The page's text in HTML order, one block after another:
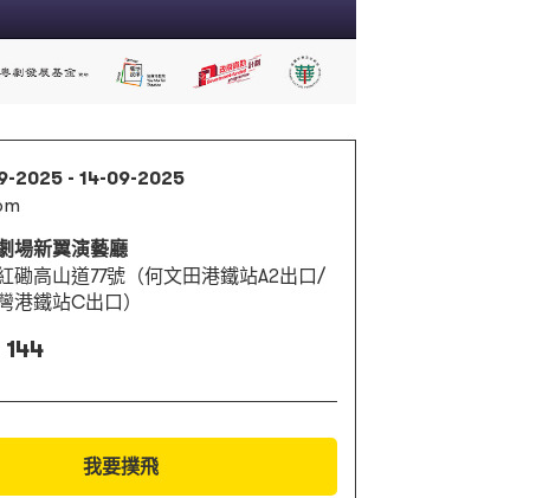
2025 - 14-09-2025
場新翼演藝廳
磡高山道77號（何文田港鐵站A2出口/
港鐵站C出口）
我要撲飛